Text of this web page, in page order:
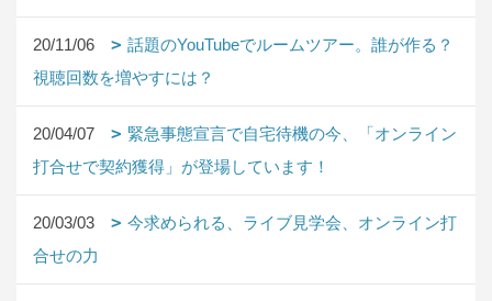
20/11/06
話題のYouTubeでルームツアー。誰が作る？
視聴回数を増やすには？
20/04/07
緊急事態宣言で自宅待機の今、「オンライン
打合せで契約獲得」が登場しています！
20/03/03
今求められる、ライブ見学会、オンライン打
合せの力